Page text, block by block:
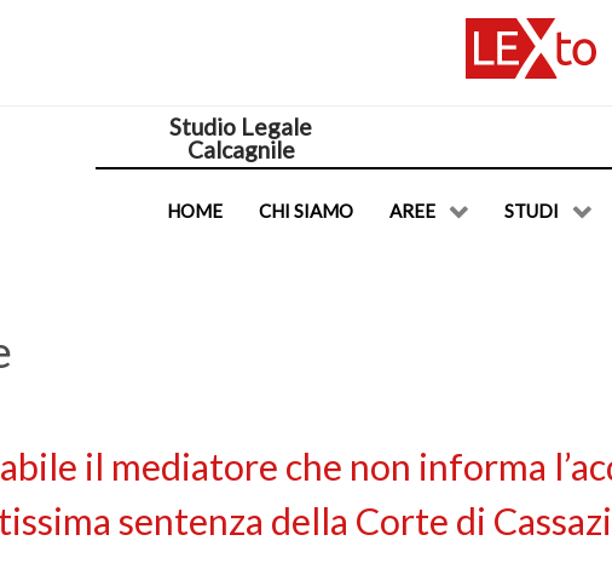
Studio Legale
Calcagnile
HOME CHI SIAMO AREE STUDI
il mediatore che non informa
sentenza della Corte di